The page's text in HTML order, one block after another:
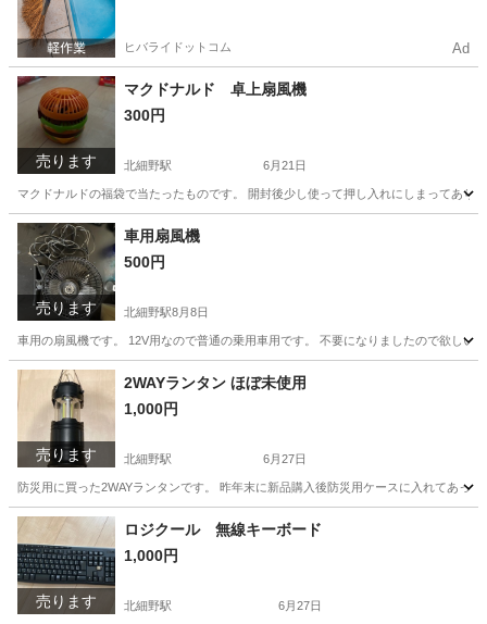
ヒバライドットコム Ad
売ります
マクドナルド 卓上扇風機
300円
北細野駅 6月21日
マクドナルドの福袋で当たったものです。 開封後少し使って押し入れにしまってあり
長野 北安曇郡 北細野駅
売ります
車用扇風機
500円
北細野駅8月8日
車用の扇風機です。 12V用なので普通の乗用車用です。 不要になりましたので欲しい
長野 北安曇郡 北細野駅 その他
売ります
2WAYランタン ほぼ未使用
1,000円
北細野駅 6月27日
防災用に買った2WAYランタンです。 昨年末に新品購入後防災用ケースに入れてあっ
長野 北安曇郡 北細野駅 照明器具 ランタン
売ります
ロジクール 無線キーボード
1,000円
北細野駅 6月27日